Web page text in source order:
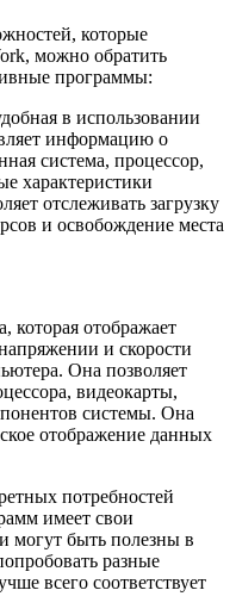
которые
можно обратить
программы:
в использовании
информацию о
система, процессор,
характеристики
отслеживать загрузку
и освобождение места
которая отображает
и скорости
Она позволяет
видеокарты,
системы. Она
отображение данных
потребностей
имеет свои
могут быть полезны в
разные
всего соответствует